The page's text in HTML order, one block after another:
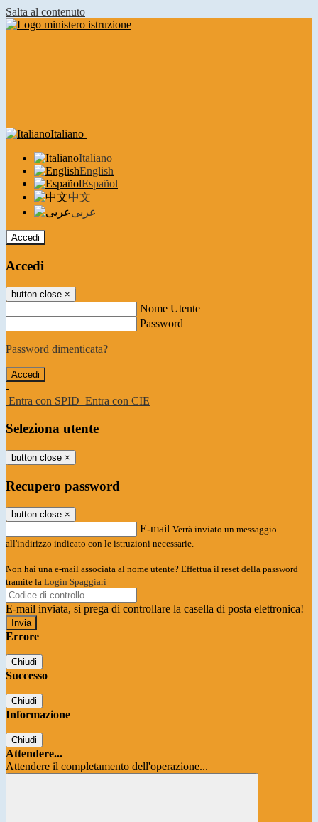
Salta al contenuto
Italiano
Italiano
English
Español
中文
عربى
Accedi
Accedi
button close ×
Nome Utente
Password
Password dimenticata?
-
Entra con SPID Entra con CIE
Seleziona utente
button close ×
Recupero password
button close ×
E-mail Verrà inviato un messaggio
all'indirizzo indicato con le istruzioni necessarie.
Non hai una e-mail associata al nome utente? Effettua il reset della password
tramite la Login Spaggiari
E-mail inviata, si prega di controllare la casella di posta elettronica!
Errore
Chiudi
Successo
Chiudi
Informazione
Chiudi
Attendere...
Attendere il completamento dell'operazione...